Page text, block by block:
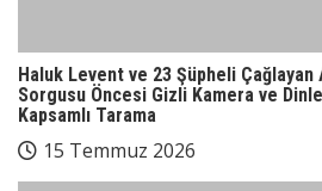
Haluk Levent ve 23 Şüpheli Çağlayan
Sorgusu Öncesi Gizli Kamera ve
Kapsamlı Tarama
15 Temmuz 2026